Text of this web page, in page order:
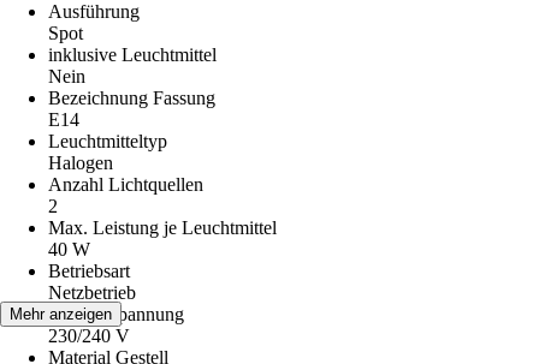
Ausführung
Spot
inklusive Leuchtmittel
Nein
Bezeichnung Fassung
E14
Leuchtmitteltyp
Halogen
Anzahl Lichtquellen
2
Max. Leistung je Leuchtmittel
40 W
Betriebsart
Netzbetrieb
Betriebsspannung
230/240 V
Material Gestell
Mehr anzeigen